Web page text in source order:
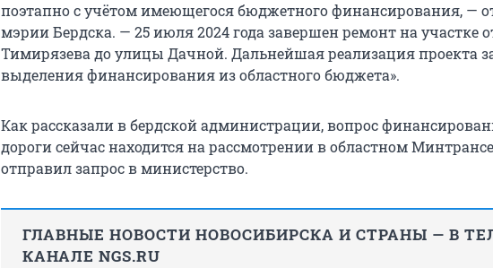
поэтапно с учётом имеющегося бюджетного финансирования, —
мэрии Бердска. — 25 июля 2024 года завершен ремонт на участке
Тимирязева до улицы Дачной. Дальнейшая реализация проекта
выделения финансирования из областного бюджета».
Как рассказали в бердской администрации, вопрос
дороги сейчас находится на рассмотрении в областном
отправил запрос в министерство.
ГЛАВНЫЕ НОВОСТИ НОВОСИБИРСКА И СТРАНЫ — В
КАНАЛЕ NGS.RU